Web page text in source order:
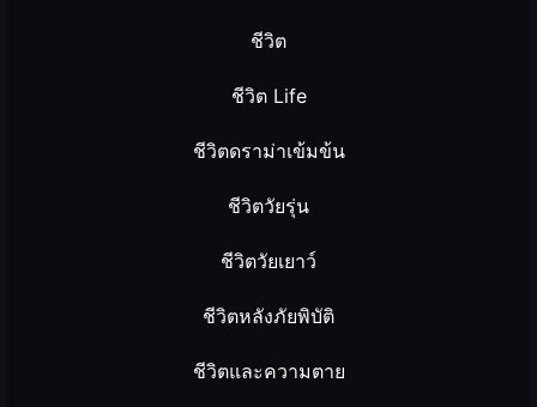
ชีวิต
ชีวิต Life
ชีวิตดราม่าเข้มข้น
ชีวิตวัยรุ่น
ชีวิตวัยเยาว์
ชีวิตหลังภัยพิบัติ
ชีวิตและความตาย